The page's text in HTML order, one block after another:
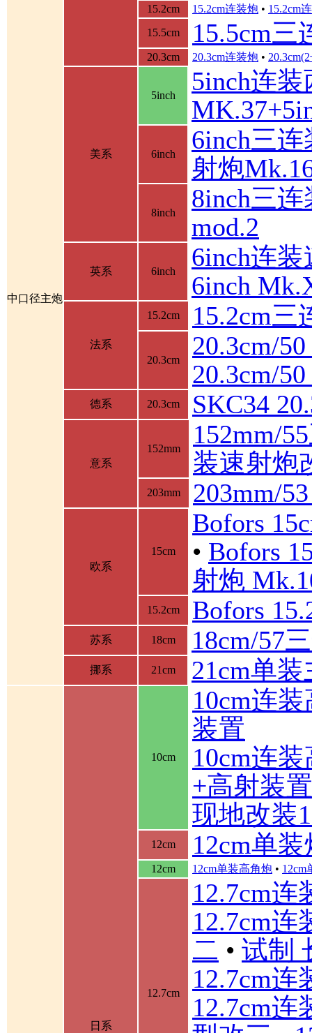
中口径主炮
15.2cm 15.2cm连装炮 • 15.2cm
15.5cm
15.5cm三
20.3cm 20.3cm连装炮 •
美系
5inch
5inch连
6inch
6inch三
射炮
8inch
8inch三
mod.2
英系 6inch
6inch连
6inch
法系
15.2cm 15.2cm三
20.3cm
20.3cm/
20.3cm/
德系 20.3cm SKC34
意系
152mm
152mm/
装速射炮
203mm 203mm/
欧系
15cm
Bofors
• Bofors
射炮
15.2cm Bofors
苏系 18cm 18cm/57
挪系 21cm 21cm单装
日系
10cm
10cm连
装置
10cm连
+高射装
现地改装
12cm 12cm单装
12cm 12cm单装高角炮 • 12cm
12.7cm
12.7cm连
12.7cm连
二 • 试制
12.7cm连
12.7cm连